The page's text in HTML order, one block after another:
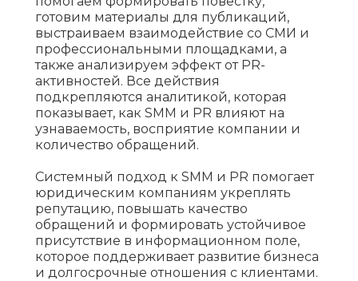
готовим материалы для публикаций,
выстраиваем взаимодействие со СМИ и
профессиональными площадками, а
также анализируем эффект от PR-
активностей. Все действия
подкрепляются аналитикой, которая
показывает, как SMM и PR влияют на
узнаваемость, восприятие компании и
количество обращений.
Системный подход к SMM и PR помогает
юридическим компаниям укреплять
репутацию, повышать качество
обращений и формировать устойчивое
присутствие в информационном поле,
которое поддерживает развитие бизнеса
и долгосрочные отношения с клиентами.